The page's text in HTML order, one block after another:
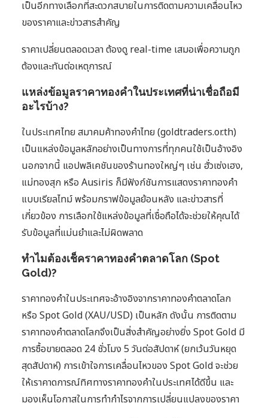
เป็นอีกทางเลือกที่สะดวกสบายในการติดตามความเคลื่อนไหว
ของราคาและข่าวสารสำคัญ
ราคาเปลี่ยนตลอดเวลา ต้องดู real-time เสมอเพื่อความถูก
ต้องและทันต่อเหตุการณ์
แหล่งข้อมูลราคาทองคำในประเทศที่น่าเชื่อถือมี
อะไรบ้าง?
ในประเทศไทย สมาคมค้าทองคำไทย (goldtraders.or.th)
เป็นแหล่งข้อมูลหลักอย่างเป็นทางการที่ทุกคนใช้เป็นอ้างอิง
นอกจากนี้ แอปพลิเคชันของร้านทองใหญ่ๆ เช่น ฮั่วเซ่งเฮง,
แม่ทองสุก หรือ Ausiris ก็มีฟังก์ชันการแสดงราคาทองคำ
แบบเรียลไทม์ พร้อมกราฟข้อมูลย้อนหลัง และข่าวสารที่
เกี่ยวข้อง การเลือกใช้แหล่งข้อมูลที่เชื่อถือได้จะช่วยให้คุณได้
รับข้อมูลที่แม่นยำและไม่ผิดพลาด
ทำไมต้องเช็คราคาทองคำตลาดโลก (Spot
Gold)?
ราคาทองคำในประเทศจะอ้างอิงจากราคาทองคำตลาดโลก
หรือ Spot Gold (XAU/USD) เป็นหลัก ดังนั้น การติดตาม
ราคาทองคำตลาดโลกจึงเป็นสิ่งสำคัญอย่างยิ่ง Spot Gold มี
การซื้อขายตลอด 24 ชั่วโมง 5 วันต่อสัปดาห์ (ยกเว้นวันหยุด
สุดสัปดาห์) การเข้าใจการเคลื่อนไหวของ Spot Gold จะช่วย
ให้เราคาดการณ์ทิศทางราคาทองคำในประเทศได้ดีขึ้น และ
มองเห็นโอกาสในการทำกำไรจากการเปลี่ยนแปลงของราคา